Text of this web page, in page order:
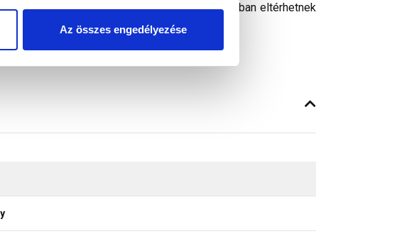
Az összes engedélyezése
a képeken látható színek árnyalataikban eltérhetnek